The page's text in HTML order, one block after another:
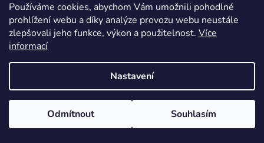
Používáme cookies, abychom Vám umožnili pohodlné
prohlížení webu a díky analýze provozu webu neustále
zlepšovali jeho funkce, výkon a použitelnost. Více
informací
Nastavení
Odmítnout Souhlasím